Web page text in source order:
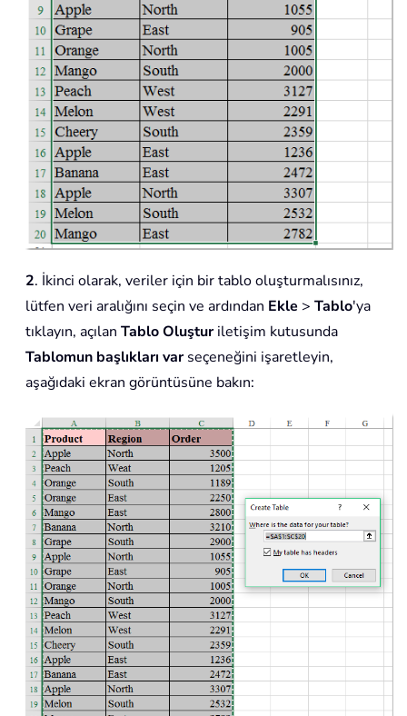
2. İkinci olarak, veriler için bir tablo oluşturmalısınız,
lütfen veri aralığını seçin ve ardından Ekle > Tablo'ya
tıklayın, açılan Tablo Oluşturiletişim kutusunda
Tablomun başlıkları varseçeneğini işaretleyin,
aşağıdaki ekran görüntüsüne bakın: